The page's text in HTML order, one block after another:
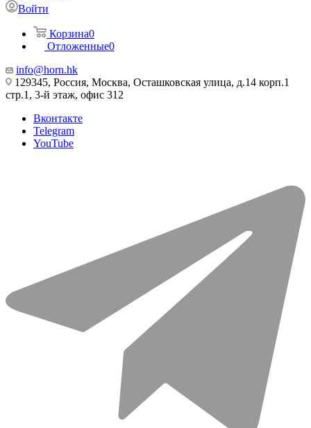
Войти
Корзина0
Отложенные0
info@horn.hk
129345, Россия, Москва, Осташковская улица, д.14 корп.1
стр.1, 3-й этаж, офис 312
Вконтакте
Telegram
YouTube